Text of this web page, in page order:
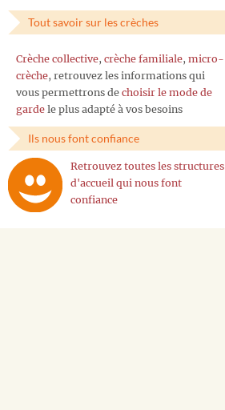
Tout savoir sur les crèches
Crèche collective, crèche familiale, micro-
crèche, retrouvez les informations qui
vous permettrons de choisir le mode de
garde le plus adapté à vos besoins
Ils nous font confiance
Retrouvez toutes les structures
d'accueil qui nous font
confiance